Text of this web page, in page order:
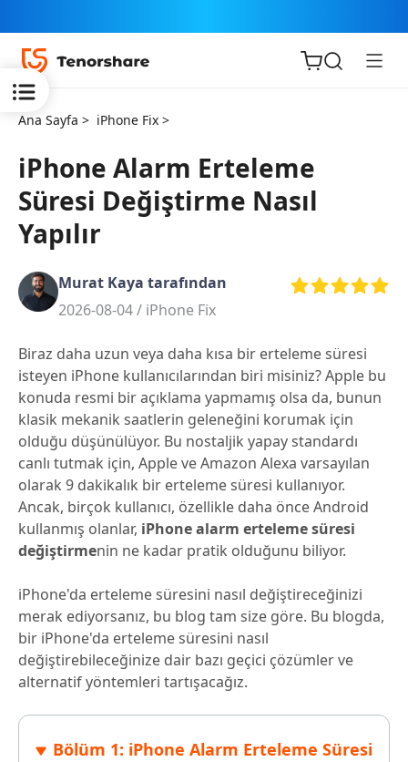
iOS için
ReiBoot
Tenorshare
PDNob
iAnyGo
Ana Sayfa > iPhone Fix >
iPhone Alarm Erteleme
Süresi Değiştirme Nasıl
Yapılır
Murat Kaya tarafından
2026-08-04 / iPhone Fix
Biraz daha uzun veya daha kısa bir erteleme süresi
isteyen iPhone kullanıcılarından biri misiniz? Apple bu
konuda resmi bir açıklama yapmamış olsa da, bunun
klasik mekanik saatlerin geleneğini korumak için
olduğu düşünülüyor. Bu nostaljik yapay standardı
canlı tutmak için, Apple ve Amazon Alexa varsayılan
olarak 9 dakikalık bir erteleme süresi kullanıyor.
Ancak, birçok kullanıcı, özellikle daha önce Android
kullanmış olanlar, iPhone alarm erteleme süresi
değiştirmenin ne kadar pratik olduğunu biliyor.
iPhone'da erteleme süresini nasıl değiştireceğinizi
merak ediyorsanız, bu blog tam size göre. Bu blogda,
bir iPhone'da erteleme süresini nasıl
değiştirebileceğinize dair bazı geçici çözümler ve
alternatif yöntemleri tartışacağız.
Bölüm 1: iPhone Alarm Erteleme Süresi